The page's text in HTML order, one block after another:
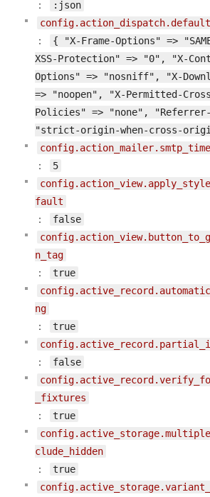
：
:json
：
{ "X-Frame-Options" =>
XSS-Protection" => "0", "X-
Options" => "nosniff", "X-
=> "noopen", "X-Permitted-
Policies" => "none",
"strict-origin-when-cross-
：
5
fault
：
false
n_tag
：
true
ng
：
true
：
false
_fixtures
：
true
clude_hidden
：
true